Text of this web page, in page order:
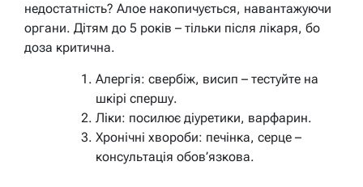
недостатність? Алое накопичується, навантажуючи
органи. Дітям до 5 років – тільки після лікаря, бо
доза критична.
Алергія: свербіж, висип – тестуйте на
шкірі спершу.
Ліки: посилює діуретики, варфарин.
Хронічні хвороби: печінка, серце –
консультація обов’язкова.